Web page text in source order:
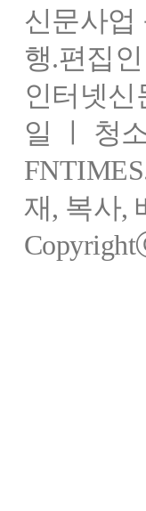
신문사업
행.편집
인터넷신
일 ㅣ 청
재, 복사,